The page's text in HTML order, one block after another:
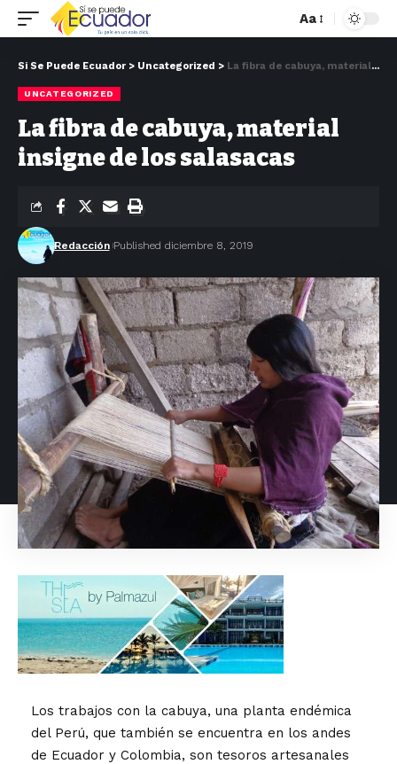
Aa
Si Se Puede Ecuador > Uncategorized > La fibra de cabuya, material insigne de los salasacas
UNCATEGORIZED
La fibra de cabuya, material
insigne de los salasacas
Redacción Published diciembre 8, 2019
Los trabajos con la cabuya, una planta endémica
del Perú, que también se encuentra en los andes
de Ecuador y Colombia, son tesoros artesanales